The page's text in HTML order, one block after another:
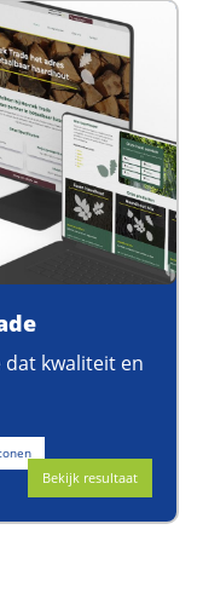
dat kwaliteit en
Bekijk resultaat